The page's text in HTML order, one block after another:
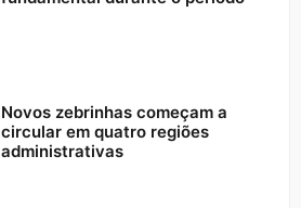
Novos zebrinhas começam a
circular em quatro regiões
administrativas